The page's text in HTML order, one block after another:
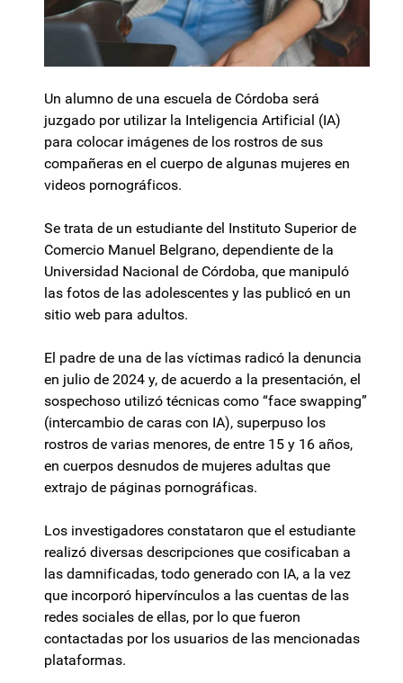
Un alumno de una escuela de Córdoba será
juzgado por utilizar la Inteligencia Artificial (IA)
para colocar imágenes de los rostros de sus
compañeras en el cuerpo de algunas mujeres en
videos pornográficos.
Se trata de un estudiante del Instituto Superior de
Comercio Manuel Belgrano, dependiente de la
Universidad Nacional de Córdoba, que manipuló
las fotos de las adolescentes y las publicó en un
sitio web para adultos.
El padre de una de las víctimas radicó la denuncia
en julio de 2024 y, de acuerdo a la presentación, el
sospechoso utilizó técnicas como “face swapping”
(intercambio de caras con IA), superpuso los
rostros de varias menores, de entre 15 y 16 años,
en cuerpos desnudos de mujeres adultas que
extrajo de páginas pornográficas.
Los investigadores constataron que el estudiante
realizó diversas descripciones que cosificaban a
las damnificadas, todo generado con IA, a la vez
que incorporó hipervínculos a las cuentas de las
redes sociales de ellas, por lo que fueron
contactadas por los usuarios de las mencionadas
plataformas.